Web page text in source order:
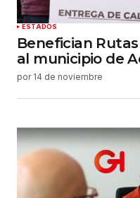
ESTADOS
Benefician
al municipio de
por 14 de noviembre